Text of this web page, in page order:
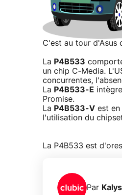
C'est au tour d'Asus
La P4B533
un chip C-Media.
concurrentes,
La P4B533-E
Promise.
La P4B533-V est
l'utilisation du
La P4B533 est
Par